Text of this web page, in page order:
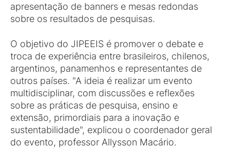
apresentação de banners e mesas redondas
sobre os resultados de pesquisas.
O objetivo do JIPEEIS é promover o debate e
troca de experiência entre brasileiros, chilenos,
argentinos, panamenhos e representantes de
outros países. "A ideia é realizar um evento
multidisciplinar, com discussões e reflexões
sobre as práticas de pesquisa, ensino e
extensão, primordiais para a inovação e
sustentabilidade", explicou o coordenador geral
do evento, professor Allysson Macário.